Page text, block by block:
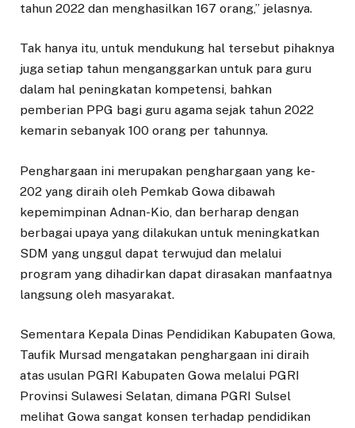
tahun 2022 dan menghasilkan 167 orang,” jelasnya.
Tak hanya itu, untuk mendukung hal tersebut pihaknya
juga setiap tahun menganggarkan untuk para guru
dalam hal peningkatan kompetensi, bahkan
pemberian PPG bagi guru agama sejak tahun 2022
kemarin sebanyak 100 orang per tahunnya.
Penghargaan ini merupakan penghargaan yang ke-
202 yang diraih oleh Pemkab Gowa dibawah
kepemimpinan Adnan-Kio, dan berharap dengan
berbagai upaya yang dilakukan untuk meningkatkan
SDM yang unggul dapat terwujud dan melalui
program yang dihadirkan dapat dirasakan manfaatnya
langsung oleh masyarakat.
Sementara Kepala Dinas Pendidikan Kabupaten Gowa,
Taufik Mursad mengatakan penghargaan ini diraih
atas usulan PGRI Kabupaten Gowa melalui PGRI
Provinsi Sulawesi Selatan, dimana PGRI Sulsel
melihat Gowa sangat konsen terhadap pendidikan